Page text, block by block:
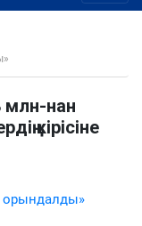
млн-нан
кірісіне
орындалды»